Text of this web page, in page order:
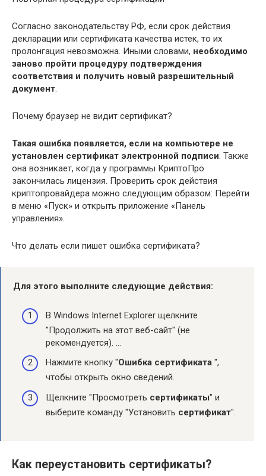
Согласно законодательству РФ, если срок действия
декларации или сертификата качества истек, то их
пролонгация невозможна. Иными словами, необходимо
заново пройти процедуру подтверждения
соответствия и получить новый разрешительный
документ.
Почему браузер не видит сертификат?
Такая ошибка появляется, если на компьютере не
установлен сертификат электронной подписи. Также
она возникает, когда у программы КриптоПро
закончилась лицензия. Проверить срок действия
криптопровайдера можно следующим образом: Перейти
в меню «Пуск» и открыть приложение «Панель
управления».
Что делать если пишет ошибка сертификата?
Для этого выполните следующие действия:
В Windows Internet Explorer щелкните
"Продолжить на этот веб-сайт" (не
рекомендуется). …
Нажмите кнопку "Ошибка сертификата ",
чтобы открыть окно сведений.
Щелкните "Просмотреть сертификаты" и
выберите команду "Установить сертификат".
Как переустановить сертификаты?